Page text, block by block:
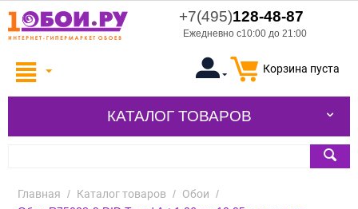
+7(495)128-48-87
Ежедневно с10:00 до 21:00
Корзина пуста
КАТАЛОГ ТОВАРОВ
Главная / Каталог товаров / Обои /